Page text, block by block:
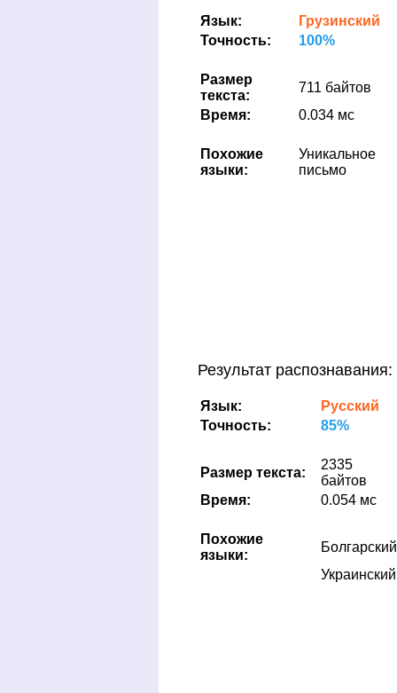
Язык:
Грузинский
Точность:
100%
Размер
текста:
711 байтов
Время:
0.034 мс
Похожие
языки:
Уникальное
письмо
Результат распознавания:
Язык:
Русский
Точность:
85%
Размер текста:
2335
байтов
Время:
0.054 мс
Похожие
языки:
Болгарский
Украинский